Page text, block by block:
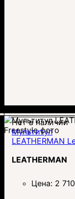
Нет в наличии
Мультитул
LEATHERMAN
LEATHERMAN
Цена: 2 710